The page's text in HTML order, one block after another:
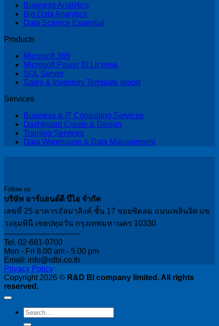
Business Analytics
Big Data Analytics
Data Science Essential
Products
Microsoft 365
Microsoft Power BI License
SQL Server
Sales & Inventory Template report
Services
Business & IT Consulting Services
Dashboard Create & Design
Training Services
Data Warehouse & Data Management
Follow us
บริษัท อาร์แอนด์ดี บีไอ จำกัด
เลขที่ 25 อาคารอัลม่าลิงค์ ชั้น 17 ซอยชิดลม ถนนเพลินจิต แข
วงลุมพินี เขตปทุมวัน กรุงเทพมหานคร 10330
-------------------------------
Tel. 02-681-9700
Mon - Fri 8.00 am - 5.00 pm
Email: info@rdbi.co.th
Privacy Policy
Copyright 2026 © R&D BI company limited. All rights
reserved.